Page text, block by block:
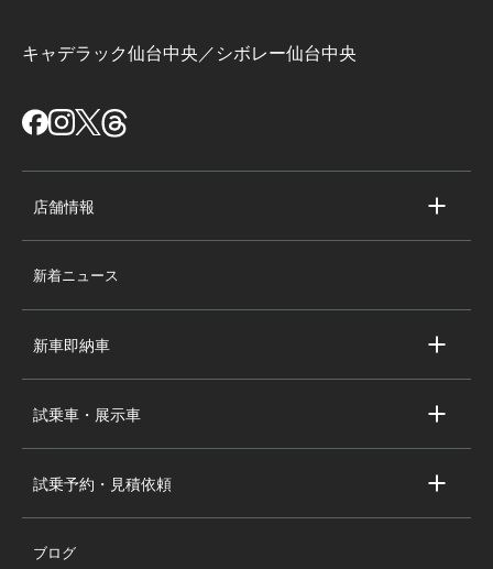
キャデラック仙台中央／シボレー仙台中央
店舗情報
スタッフ紹介
新着ニュース
新車即納車
シボレー新車即納車
試乗車・展示車
シボレー試乗車・展示車
試乗予約・見積依頼
ブログ